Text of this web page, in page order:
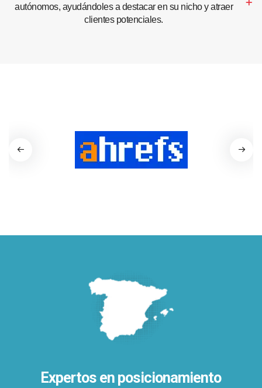
autónomos, ayudándoles a destacar en su nicho y atraer
clientes potenciales.
Expertos en posicionamiento